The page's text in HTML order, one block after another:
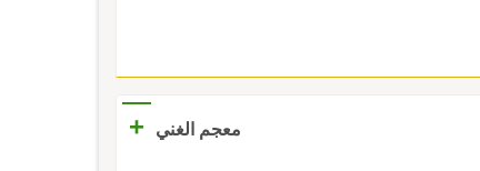
معجم الغني
+